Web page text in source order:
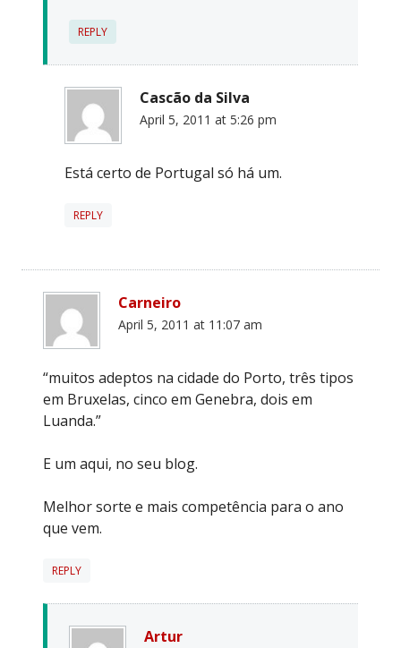
REPLY
Cascão da Silva
April 5, 2011 at 5:26 pm
Está certo de Portugal só há um.
REPLY
Carneiro
April 5, 2011 at 11:07 am
“muitos adeptos na cidade do Porto, três tipos
em Bruxelas, cinco em Genebra, dois em
Luanda.”
E um aqui, no seu blog.
Melhor sorte e mais competência para o ano
que vem.
REPLY
Artur